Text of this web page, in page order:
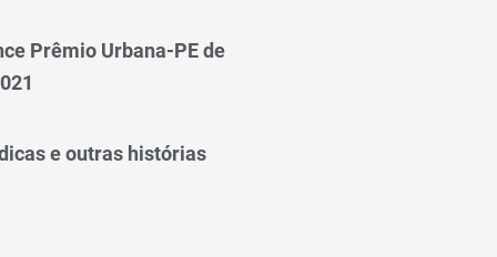
Prêmio Urbana-PE de
e outras histórias